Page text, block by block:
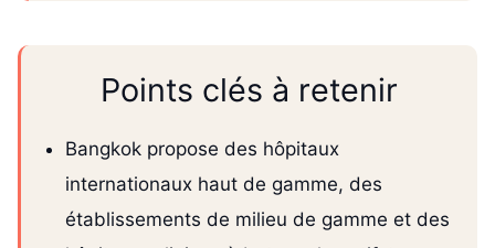
Points clés à retenir
Bangkok propose des hôpitaux
internationaux haut de gamme, des
établissements de milieu de gamme et des